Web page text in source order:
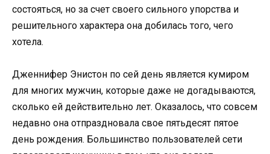
состояться, но за счет своего сильного упорства и
решительного характера она добилась того, чего
хотела.
Дженнифер Энистон по сей день является кумиром
для многих мужчин, которые даже не догадываются,
сколько ей действительно лет. Оказалось, что совсем
недавно она отпраздновала свое пятьдесят пятое
день рождения. Большинство пользователей сети